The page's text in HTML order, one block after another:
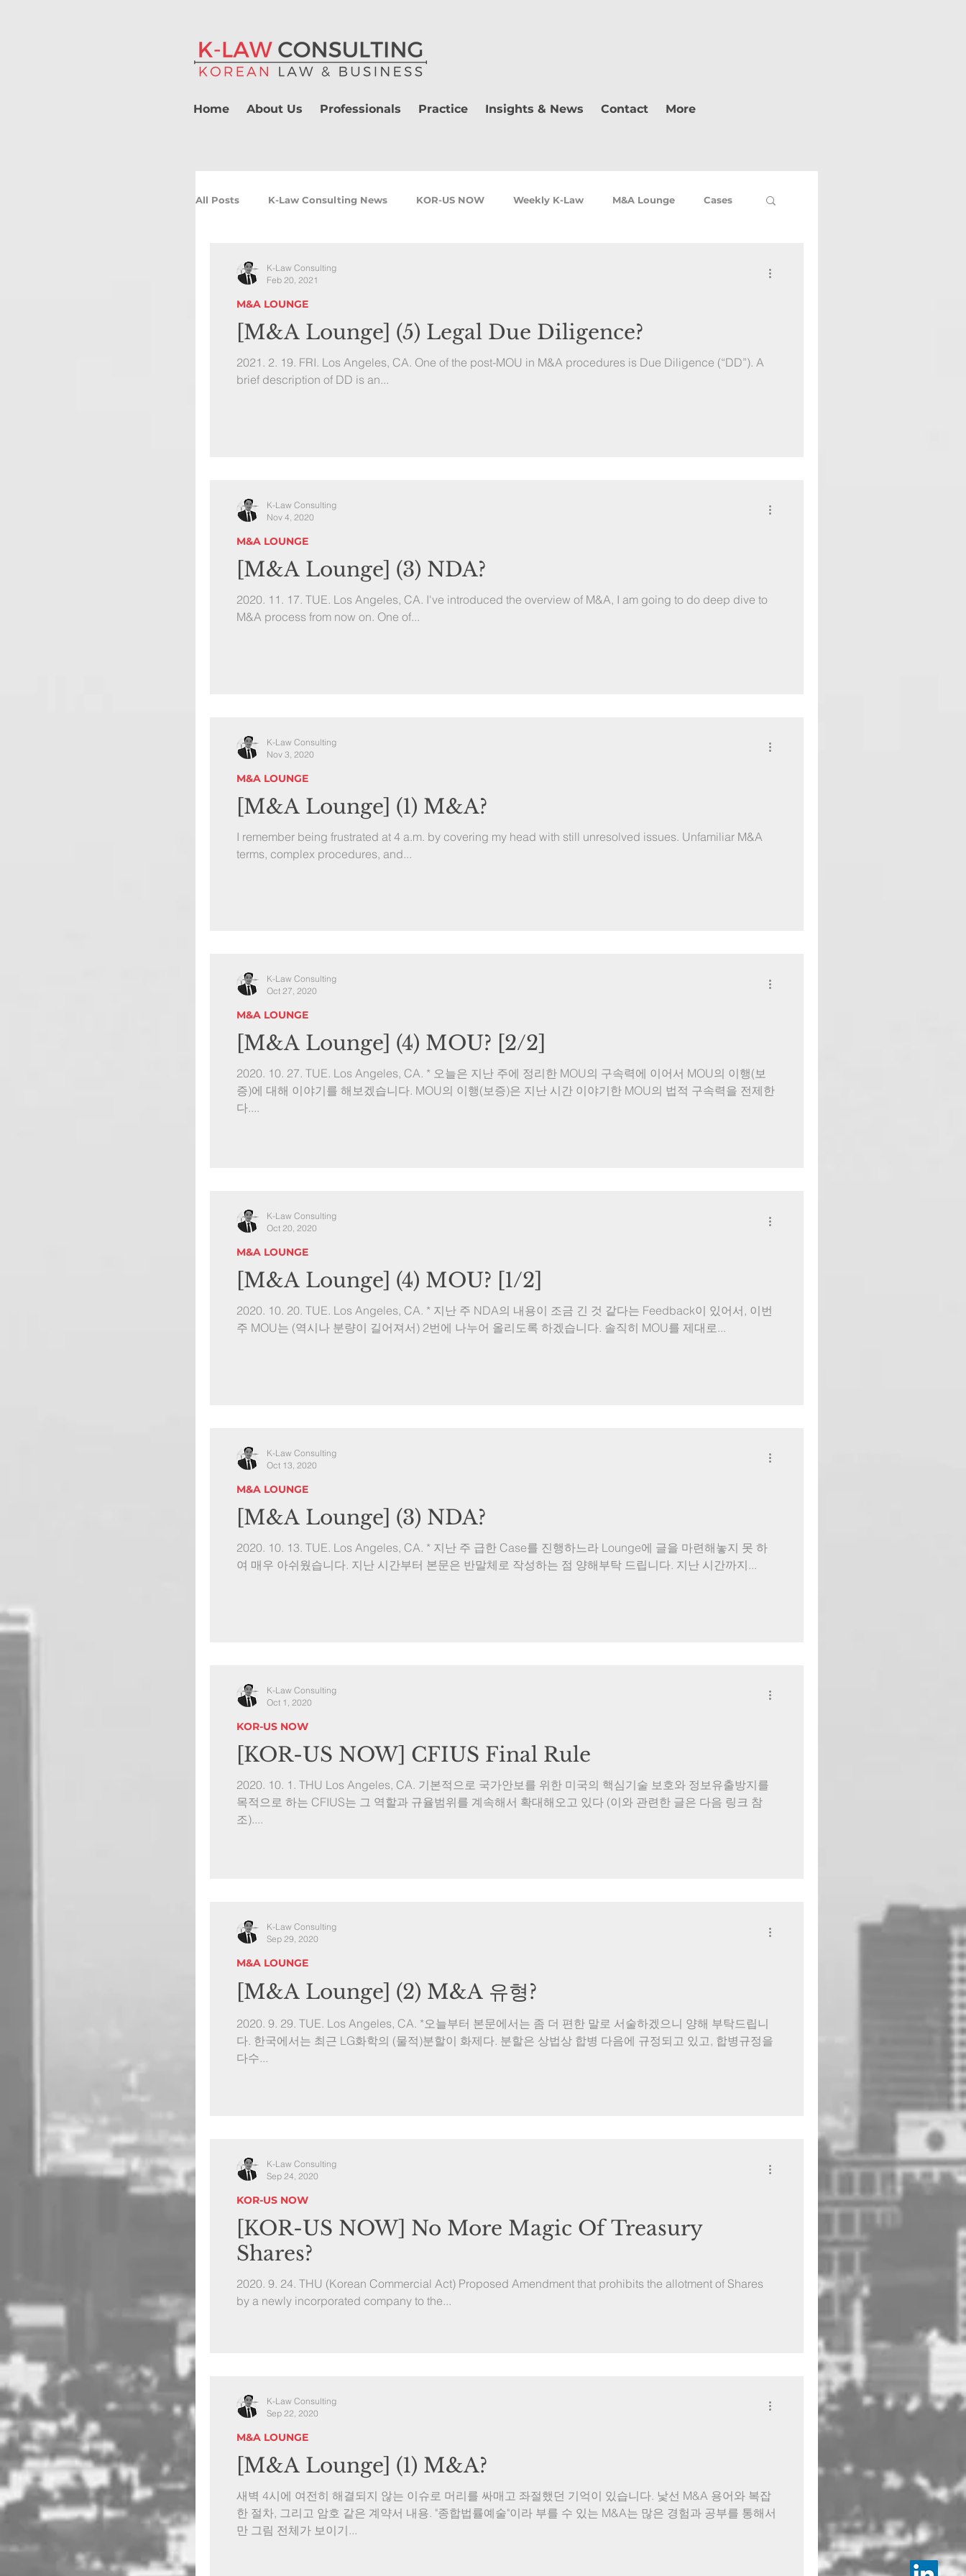
Home About Us Professionals Practice Insights & News Contact More
All Posts K-Law Consulting News KOR-US NOW Weekly K-Law M&A Lounge Cases
[M&A Lounge] (5) Legal Due Diligence?
2021. 2. 19. FRI. Los Angeles, CA. One of the post-MOU in M&A procedures is Due Diligence (“DD”). A
brief description of DD is an...
M&A LOUNGE
K-Law Consulting
Feb 20, 2021
[M&A Lounge] (3) NDA?
2020. 11. 17. TUE. Los Angeles, CA. I've introduced the overview of M&A, I am going to do deep dive to
M&A process from now on. One of...
M&A LOUNGE
K-Law Consulting
Nov 4, 2020
[M&A Lounge] (1) M&A?
I remember being frustrated at 4 a.m. by covering my head with still unresolved issues. Unfamiliar M&A
terms, complex procedures, and...
M&A LOUNGE
K-Law Consulting
Nov 3, 2020
[M&A Lounge] (4) MOU? [2/2]
2020. 10. 27. TUE. Los Angeles, CA. * 오늘은 지난 주에 정리한 MOU의 구속력에 이어서 MOU의 이행(보
증)에 대해 이야기를 해보겠습니다. MOU의 이행(보증)은 지난 시간 이야기한 MOU의 법적 구속력을 전제한
다....
M&A LOUNGE
K-Law Consulting
Oct 27, 2020
[M&A Lounge] (4) MOU? [1/2]
2020. 10. 20. TUE. Los Angeles, CA. * 지난 주 NDA의 내용이 조금 긴 것 같다는 Feedback이 있어서, 이번
주 MOU는 (역시나 분량이 길어져서) 2번에 나누어 올리도록 하겠습니다. 솔직히 MOU를 제대로...
M&A LOUNGE
K-Law Consulting
Oct 20, 2020
[M&A Lounge] (3) NDA?
2020. 10. 13. TUE. Los Angeles, CA. * 지난 주 급한 Case를 진행하느라 Lounge에 글을 마련해놓지 못 하
여 매우 아쉬웠습니다. 지난 시간부터 본문은 반말체로 작성하는 점 양해부탁 드립니다. 지난 시간까지...
M&A LOUNGE
K-Law Consulting
Oct 13, 2020
[KOR-US NOW] CFIUS Final Rule
2020. 10. 1. THU Los Angeles, CA. 기본적으로 국가안보를 위한 미국의 핵심기술 보호와 정보유출방지를
목적으로 하는 CFIUS는 그 역할과 규율범위를 계속해서 확대해오고 있다 (이와 관련한 글은 다음 링크 참
조)....
KOR-US NOW
K-Law Consulting
Oct 1, 2020
[M&A Lounge] (2) M&A 유형?
2020. 9. 29. TUE. Los Angeles, CA. *오늘부터 본문에서는 좀 더 편한 말로 서술하겠으니 양해 부탁드립니
다. 한국에서는 최근 LG화학의 (물적)분할이 화제다. 분할은 상법상 합병 다음에 규정되고 있고, 합병규정을
다수...
M&A LOUNGE
K-Law Consulting
Sep 29, 2020
[KOR-US NOW] No More Magic Of Treasury
Shares?
2020. 9. 24. THU (Korean Commercial Act) Proposed Amendment that prohibits the allotment of Shares
by a newly incorporated company to the...
KOR-US NOW
K-Law Consulting
Sep 24, 2020
[M&A Lounge] (1) M&A?
새벽 4시에 여전히 해결되지 않는 이슈로 머리를 싸매고 좌절했던 기억이 있습니다. 낯선 M&A 용어와 복잡
한 절차, 그리고 암호 같은 계약서 내용. "종합법률예술"이라 부를 수 있는 M&A는 많은 경험과 공부를 통해서
만 그림 전체가 보이기...
M&A LOUNGE
K-Law Consulting
Sep 22, 2020